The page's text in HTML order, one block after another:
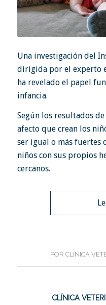
Una investigación del
dirigida por el experto
ha revelado el papel
infancia.
Según los resultados
afecto que crean los
ser igual o más fuertes
niños con sus propios
cercanos.
PORCLÍNICA
CLÍNICA